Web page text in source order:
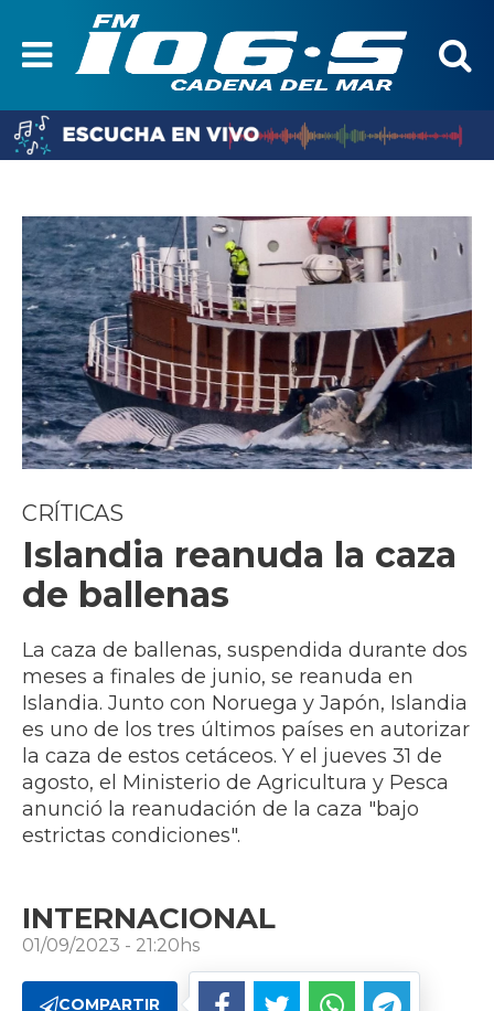
CRÍTICAS
Islandia reanuda la caza
de ballenas
La caza de ballenas, suspendida durante dos
meses a finales de junio, se reanuda en
Islandia. Junto con Noruega y Japón, Islandia
es uno de los tres últimos países en autorizar
la caza de estos cetáceos. Y el jueves 31 de
agosto, el Ministerio de Agricultura y Pesca
anunció la reanudación de la caza "bajo
estrictas condiciones".
INTERNACIONAL
01/09/2023 - 21:20hs
COMPARTIR